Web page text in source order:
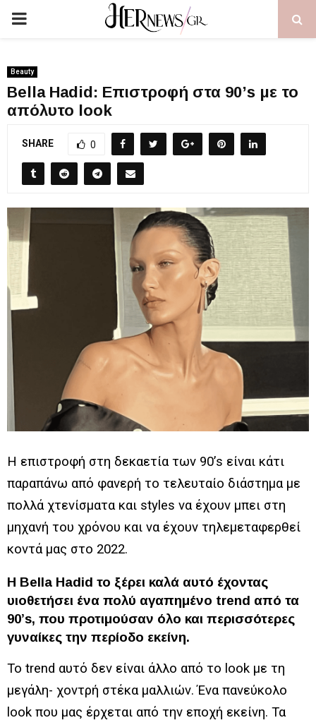
PRIMARY
Beauty
Bella Hadid: Επιστροφή στα 90’s με το
απόλυτο look
SHARE 0
Η επιστροφή στη δεκαετία των 90’s είναι κάτι
παραπάνω από φανερή το τελευταίο διάστημα με
πολλά χτενίσματα και styles να έχουν μπει στη
μηχανή του χρόνου και να έχουν τηλεμεταφερθεί
κοντά μας στο 2022.
Η Bella Hadid το ξέρει καλά αυτό έχοντας
υιοθετήσει ένα πολύ αγαπημένο trend από τα
90’s, που προτιμούσαν όλο και περισσότερες
γυναίκες την περίοδο εκείνη.
Το trend αυτό δεν είναι άλλο από το look με τη
μεγάλη- χοντρή στέκα μαλλιών. Ένα πανεύκολο
look που μας έρχεται από την εποχή εκείνη. Τα